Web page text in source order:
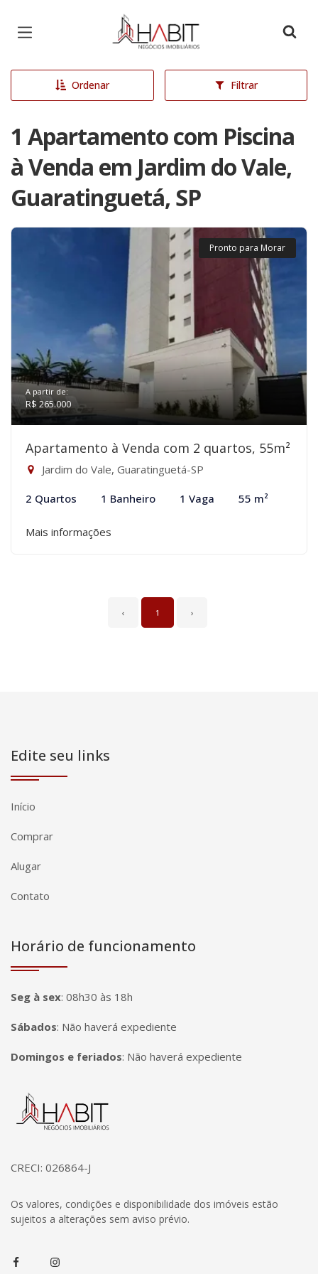
Página inicial
Ordenar Filtrar
1 Apartamento com Piscina
à Venda em Jardim do Vale,
Guaratinguetá, SP
Pronto para Morar
A partir de:
R$ 265.000
Apartamento à Venda com 2 quartos, 55m²
Jardim do Vale, Guaratinguetá-SP
2 Quartos 1 Banheiro 1 Vaga 55 m²
Mais informações
‹ 1 ›
Edite seu links
Início
Comprar
Alugar
Contato
Horário de funcionamento
Seg à sex: 08h30 às 18h
Sábados: Não haverá expediente
Domingos e feriados: Não haverá expediente
Página inicial
CRECI: 026864-J
Os valores, condições e disponibilidade dos imóveis estão
sujeitos a alterações sem aviso prévio.
FacebookInstagram